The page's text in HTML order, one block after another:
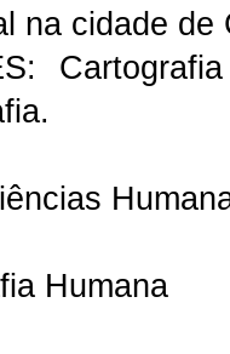
na cidade de
Humana